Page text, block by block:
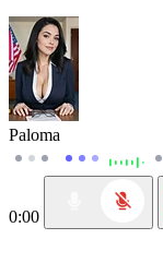
Paloma
0:00